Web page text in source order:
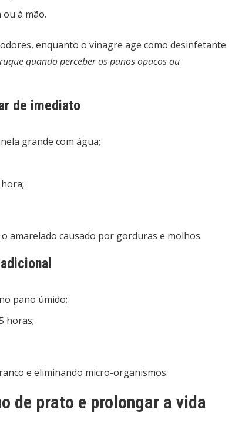
à mão.
enquanto o vinagre age como desinfetante
quando perceber os panos opacos ou
de imediato
grande com água;
amarelado causado por gorduras e molhos.
pano úmido;
horas;
e eliminando micro-organismos.
de prato e prolongar a vida